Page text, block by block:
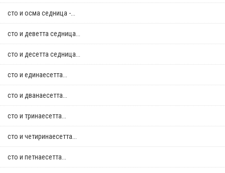
сто и осма седница -...
сто и деветта седница...
сто и десетта седница...
сто и единаесетта...
сто и дванаесетта...
сто и тринаесетта...
сто и четиринаесетта...
сто и петнаесетта...